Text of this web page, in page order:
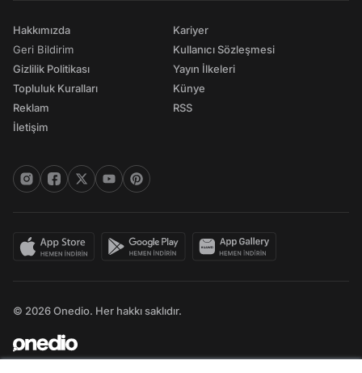
Hakkımızda
Geri Bildirim
Gizlilik Politikası
Topluluk Kuralları
Reklam
İletişim
Kariyer
Kullanıcı Sözleşmesi
Yayın İlkeleri
Künye
RSS
© 2026 Onedio. Her hakkı saklıdır.